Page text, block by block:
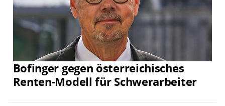
Bofinger gegen österreichisches
Renten-Modell für Schwerarbeiter